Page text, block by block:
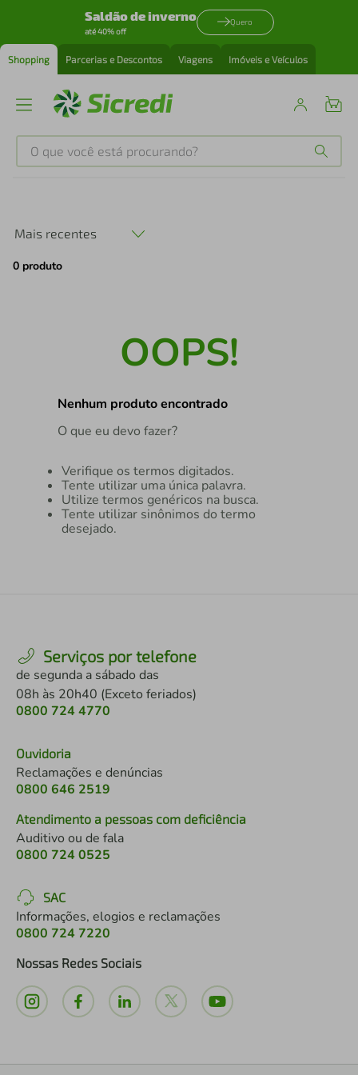
Saldão de inverno
até 40% off
Quero
Shopping Parcerias e Descontos Viagens Imóveis e Veículos
O que você está procurando?
Mais recentes
0 produto
OOPS!
Nenhum produto encontrado
O que eu devo fazer?
Verifique os termos digitados.
Tente utilizar uma única palavra.
Utilize termos genéricos na busca.
Tente utilizar sinônimos do termo
desejado.
Serviços por telefone
de segunda a sábado das
08h às 20h40 (Exceto feriados)
0800 724 4770
Ouvidoria
Reclamações e denúncias
0800 646 2519
Atendimento a pessoas com deficiência
Auditivo ou de fala
0800 724 0525
SAC
Informações, elogios e reclamações
0800 724 7220
Nossas Redes Sociais
2º
iphone